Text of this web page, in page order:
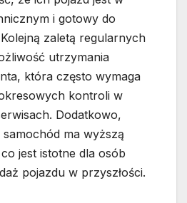
i gotowy do
zaletą regularnych
utrzymania
która często wymaga
kontroli w
Dodatkowo,
ma wyższą
jest istotne dla osób
pojazdu w przyszłości.